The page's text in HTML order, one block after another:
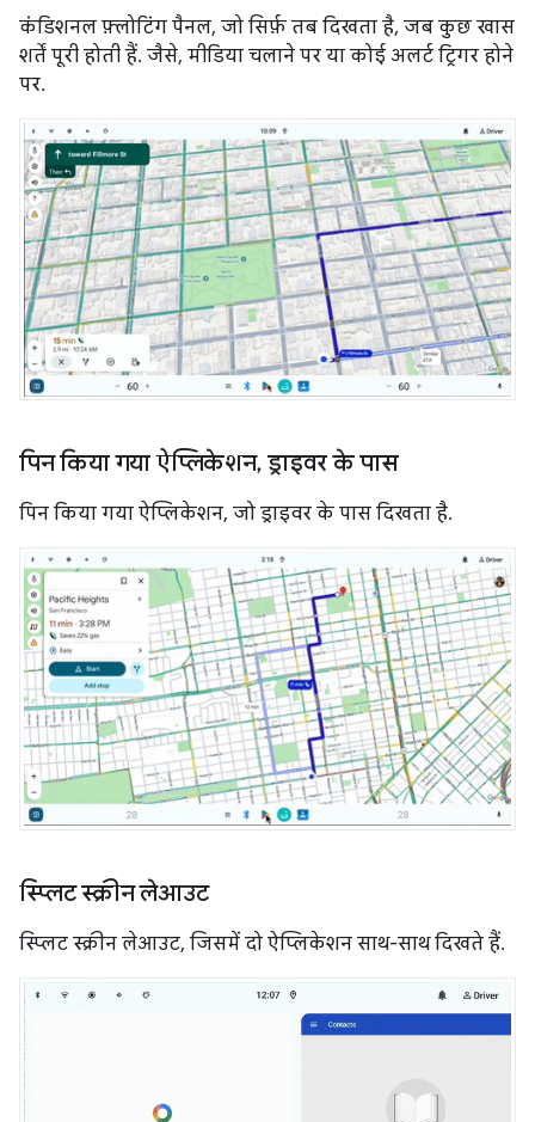
कंडिशनल फ़्लोटिंग पैनल, जो सिर्फ़ तब दिखता है, जब कुछ खास
शर्तें पूरी होती हैं. जैसे, मीडिया चलाने पर या कोई अलर्ट ट्रिगर होने
पर.
पिन किया गया ऐप्लिकेशन, ड्राइवर के पास
पिन किया गया ऐप्लिकेशन, जो ड्राइवर के पास दिखता है.
स्प्लिट स्क्रीन लेआउट
स्प्लिट स्क्रीन लेआउट, जिसमें दो ऐप्लिकेशन साथ-साथ दिखते हैं.